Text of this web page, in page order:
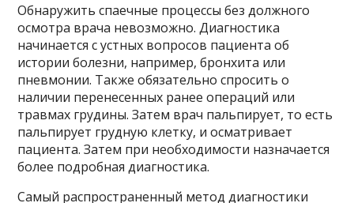
Обнаружить спаечные процессы без должного
осмотра врача невозможно. Диагностика
начинается с устных вопросов пациента об
истории болезни, например, бронхита или
пневмонии. Также обязательно спросить о
наличии перенесенных ранее операций или
травмах грудины. Затем врач пальпирует, то есть
пальпирует грудную клетку, и осматривает
пациента. Затем при необходимости назначается
более подробная диагностика.
Самый распространенный метод диагностики